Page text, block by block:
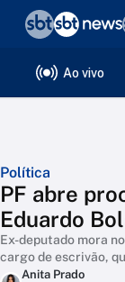
Ao vivo
Política
PF abre
Eduardo
Ex-deputado mora
cargo de escrivão,
Anita Prado
❮voltar